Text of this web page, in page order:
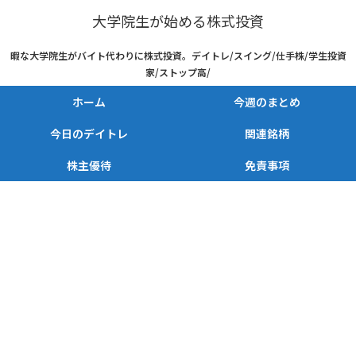
大学院生が始める株式投資
暇な大学院生がバイト代わりに株式投資。デイトレ/スイング/仕手株/学生投資
家/ストップ高/
ホーム
今週のまとめ
今日のデイトレ
関連銘柄
株主優待
免責事項